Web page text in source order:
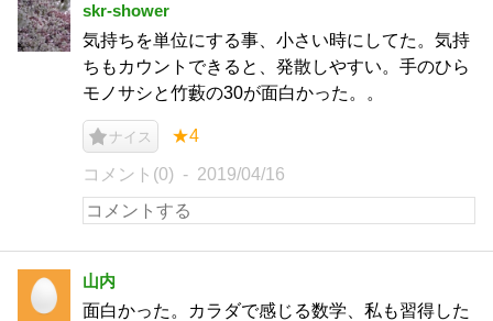
skr-shower
気持ちを単位にする事、小さい時にしてた。気持
ちもカウントできると、発散しやすい。手のひら
モノサシと竹藪の30が面白かった。。
ナイス ★4
コメント(0) 2019/04/16
山内
面白かった。カラダで感じる数学、私も習得した